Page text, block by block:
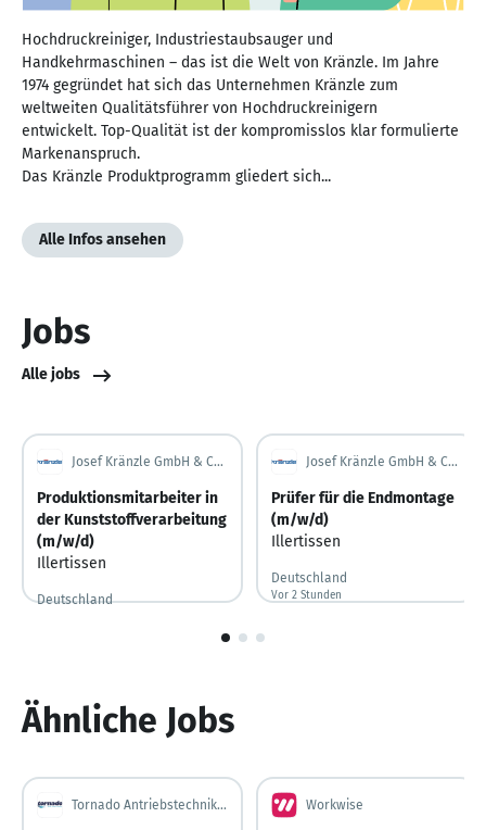
Hochdruckreiniger, Industriestaubsauger und
Handkehrmaschinen – das ist die Welt von Kränzle. Im Jahre
1974 gegründet hat sich das Unternehmen Kränzle zum
weltweiten Qualitätsführer von Hochdruckreinigern
entwickelt. Top-Qualität ist der kompromisslos klar formulierte
Markenanspruch.
Das Kränzle Produktprogramm gliedert sich...
Alle Infos ansehen
Jobs
Alle jobs
Josef Kränzle GmbH & Co. KG
Produktionsmitarbeiter in
der Kunststoffverarbeitung
(m/w/d)
Illertissen
Deutschland
Josef Kränzle GmbH & Co. KG
Prüfer für die Endmontage
(m/w/d)
Illertissen
Deutschland
Vor 2 Stunden
Vor 2 Stunden veröffentlicht
1
Ähnliche Jobs
Tornado Antriebstechnik GmbH Workwise